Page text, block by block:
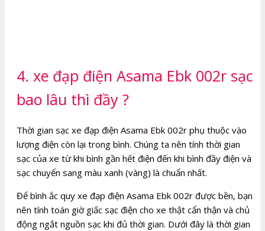
4. xe đạp điện Asama Ebk 002r sạc
bao lâu thì đầy ?
Thời gian sạc xe đạp điện Asama Ebk 002r phụ thuộc vào
lượng điện còn lại trong bình. Chúng ta nên tính thời gian
sạc của xe từ khi bình gần hết điện đến khi bình đầy điện và
sạc chuyển sang màu xanh (vàng) là chuẩn nhất.
Để bình ắc quy xe đạp điện Asama Ebk 002r được bền, bạn
nên tính toán giờ giấc sạc điện cho xe thật cẩn thận và chủ
động ngắt nguồn sạc khi đủ thời gian. Dưới đây là thời gian